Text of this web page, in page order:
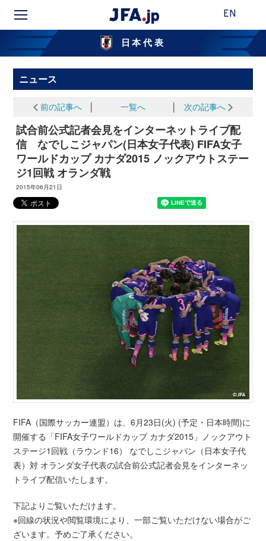
EN
日本代表
ニュース
前の記事へ 一覧へ 次の記事へ
試合前公式記者会見をインターネットライブ配
信 なでしこジャパン(日本女子代表) FIFA女子
ワールドカップ カナダ2015 ノックアウトステー
ジ1回戦 オランダ戦
2015年06月21日
FIFA（国際サッカー連盟）は、6月23日(火) (予定・日本時間)に
開催する「FIFA女子ワールドカップ カナダ2015」ノックアウト
ステージ1回戦（ラウンド16） なでしこジャパン（日本女子代
表）対 オランダ女子代表の試合前公式記者会見をインターネッ
トライブ配信いたします。
下記よりご覧いただけます。
※回線の状況や閲覧環境により、一部ご覧いただけない場合がご
ざいます。予めご了承ください。